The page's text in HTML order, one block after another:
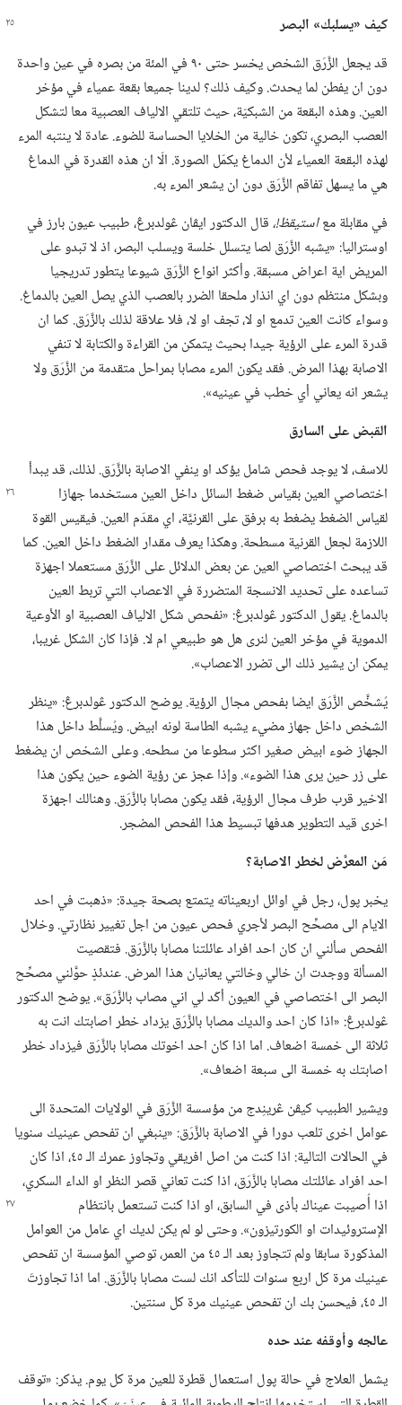
كيف «يسلبك» البصر
قد يجعل الزَّرَق الشخص يخسر حتى ٩٠ في المئة من بصره في عين واحدة
دون ان يفطن لما يحدث.‏ وكيف ذلك؟‏ لدينا جميعا بقعة عمياء في مؤخر
العين.‏ وهذه البقعة من الشبكيّة،‏ حيث تلتقي الالياف العصبية معا لتشكل
العصب البصري،‏ تكون خالية من الخلايا الحساسة للضوء.‏ عادة لا ينتبه المرء
لهذه البقعة العمياء لأن الدماغ يكمّل الصورة.‏ الّا ان هذه القدرة في الدماغ
هي ما يسهل تفاقم الزَّرَق دون ان يشعر المرء به.‏
في مقابلة معاستيقظ!‏،‏قال الدكتور ايڤان ڠولدبرڠ،‏ طبيب عيون بارز في
اوستراليا:‏ «يشبه الزَّرَق لصا يتسلل خلسة ويسلب البصر،‏ اذ لا تبدو على
المريض اية اعراض مسبقة.‏ وأكثر انواع الزَّرَق شيوعا يتطور تدريجيا
وبشكل منتظم دون اي انذار ملحقا الضرر بالعصب الذي يصل العين بالدماغ.‏
وسواء كانت العين تدمع او لا،‏ تجف او لا،‏ فلا علاقة لذلك بالزَّرَق.‏ كما ان
قدرة المرء على الرؤية جيدا بحيث يتمكن من القراءة والكتابة لا تنفي
الاصابة بهذا المرض.‏ فقد يكون المرء مصابا بمراحل متقدمة من الزَّرَق ولا
يشعر انه يعاني أي خطب في عينيه».‏
القبض على السارق
للاسف،‏ لا يوجد فحص شامل يؤكد او ينفي الاصابة بالزَّرَق.‏ لذلك،‏ قد يبدأ
اختصاصي العين بقياس ضغط السائل داخل العينمستخدما جهازا
لقياس الضغط يضغط به برفق على القرنيَّة،‏ اي مقدّم العين.‏ فيقيس القوة
اللازمة لجعل القرنية مسطحة.‏ وهكذا يعرف مقدار الضغط داخل العين.‏ كما
قد يبحث اختصاصي العين عن بعض الدلائل على الزَّرَق مستعملا اجهزة
تساعده على تحديد الانسجة المتضررة في الاعصاب التي تربط العين
بالدماغ.‏ يقول الدكتور ڠولدبرڠ:‏ «نفحص شكل الالياف العصبية او الأوعية
الدموية في مؤخر العين لنرى هل هو طبيعي ام لا.‏ فإذا كان الشكل غريبا،‏
يمكن ان يشير ذلك الى تضرر الاعصاب».‏
يُشخَّص الزَّرَق ايضا بفحص مجال الرؤية.‏ يوضح الدكتور ڠولدبرڠ:‏ «ينظر
الشخص داخل جهاز مضيء يشبه الطاسة لونه ابيض.‏ ويُسلَّط داخل هذا
الجهاز ضوء ابيض صغير اكثر سطوعا من سطحه.‏ وعلى الشخص ان يضغط
على زر حين يرى هذا الضوء».‏ وإذا عجز عن رؤية الضوء حين يكون هذا
الاخير قرب طرف مجال الرؤية،‏ فقد يكون مصابا بالزَّرَق.‏ وهنالك اجهزة
اخرى قيد التطوير هدفها تبسيط هذا الفحص المضجر.‏
مَن المعرَّض لخطر الاصابة؟‏
يخبر پول،‏ رجل في اوائل اربعيناته يتمتع بصحة جيدة:‏ «ذهبت في احد
الايام الى مصحِّح البصر لأجري فحص عيون من اجل تغيير نظارتي.‏ وخلال
الفحص سألني ان كان احد افراد عائلتنا مصابا بالزَّرَق.‏ فتقصيت
المسألة ووجدت ان خالي وخالتي يعانيان هذا المرض.‏ عندئذٍ حوَّلني مصحِّح
البصر الى اختصاصي في العيون أكّد لي اني مصاب بالزَّرَق».‏ يوضح الدكتور
ڠولدبرڠ:‏ «اذا كان احد والديك مصابا بالزَّرَق يزداد خطر اصابتك انت به
ثلاثة الى خمسة اضعاف.‏ اما اذا كان احد اخوتك مصابا بالزَّرَق فيزداد خطر
اصابتك به خمسة الى سبعة اضعاف».‏
ويشير الطبيب كيڤن ڠرينِدج من مؤسسة الزَّرَق في الولايات المتحدة الى
عوامل اخرى تلعب دورا في الاصابة بالزَّرَق:‏ «ينبغي ان تفحص عينيك سنويا
في الحالات التالية:‏ اذا كنت من اصل افريقي وتجاوز عمرك الـ‍ ٤٥،‏ اذا كان
احد افراد عائلتك مصابا بالزَّرَق،‏ اذا كنت تعاني قصر النظر او الداء السكري،‏
اذا أُصيبت عيناك بأذى في السابق،‏ او اذا كنت تستعمل بانتظام
الإستروئيدات او الكورتيزون».‏ وحتى لو لم يكن لديك اي عامل من العوامل
المذكورة سابقا ولم تتجاوز بعد الـ‍ ٤٥ من العمر،‏ توصي المؤسسة ان تفحص
عينيك مرة كل اربع سنوات للتأكد انك لست مصابا بالزَّرَق.‏ اما اذا تجاوزتَ
الـ‍ ٤٥،‏ فيحسن بك ان تفحص عينيك مرة كل سنتين.‏
عالجه وأوقفه عند حده
يشمل العلاج في حالة پول استعمال قطرة للعين مرة كل يوم.‏ يذكر:‏ «توقف